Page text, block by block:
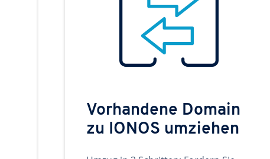
Vorhandene Domain
zu IONOS umziehen